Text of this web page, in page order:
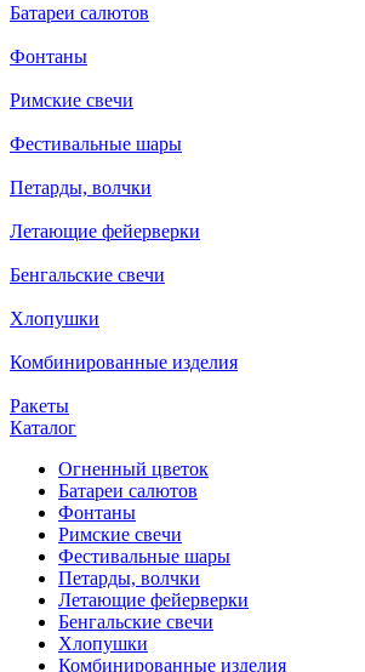
Батареи салютов
Фонтаны
Римские свечи
Фестивальные шары
Петарды, волчки
Летающие фейерверки
Бенгальские свечи
Хлопушки
Комбинированные изделия
Ракеты
Каталог
Огненный цветок
Батареи салютов
Фонтаны
Римские свечи
Фестивальные шары
Петарды, волчки
Летающие фейерверки
Бенгальские свечи
Хлопушки
Комбинированные изделия